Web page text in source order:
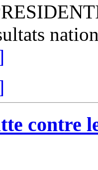
contre